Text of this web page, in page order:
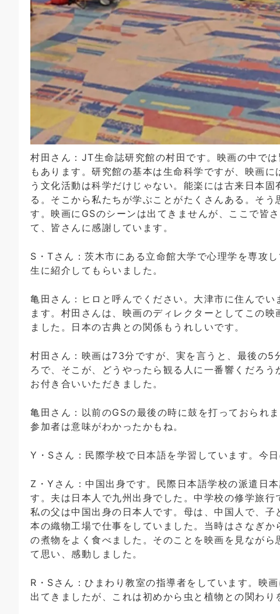
村田さん：JT生命誌研究館の村田です。映画の中で
もあります。研究館の基本は生命科学ですが、映画
う文化活動は科学だけじゃない。能楽には古来日本
る。そこから私たちが学ぶことがたくさんある。そ
す。映画にGSのシーンは出てきませんが、ここで皆
て、皆さんに感謝しています。
S・Tさん：茨木市にある立命館大学で心理学を専攻
生に紹介してもらいました。
亀田さん：ヒロと呼んでください。大津市に住んで
ます。村田さんは、映画のディレクターとしてこの
ました。日本の古典との関係もうれしいです。
村田さん：映画は73分ですが、実を言うと、最後の5
ろで、そこが、どうやったら観る人に一番響くだろ
お付き合いいただきました。
亀田さん：以前のGSの最後の時に鼓を打っておられ
参加者は意味がわかったかもね。
Y・Sさん：民際学校で日本語を学習しています。今
Z・Yさん：中国出身です。民際日本語学校の派遣日
す。夫は日本人で九州出身でした。中学校の修学旅
私の父は中国出身の日本人です。母は、中国人で、
本の織物工場で仕事をしていました。当時はさなぎ
の煮物をよく食べました。そのことを映画を見なが
て思い、感動しました。
R・Sさん：ひまわり教室の指導者をしています。映
出てきましたが、これは初めから虫と植物との関わ